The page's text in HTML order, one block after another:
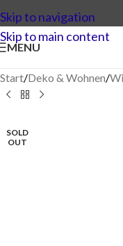
Skip to navigation
Skip to main content
MENU
Start/Deko & Wohnen/
SOLD
OUT